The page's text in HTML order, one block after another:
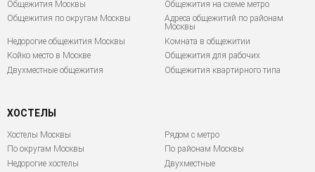
Общежития Москвы
Общежития на схеме метро
Общежития по округам Москвы
Адреса общежитий по районам
Москвы
Недорогие общежития Москвы
Комната в общежитии
Койко место в Москве
Общежития для рабочих
Двухместные общежития
Общежития квартирного типа
ХОСТЕЛЫ
Хостелы Москвы
По округам Москвы
Недорогие хостелы
Рядом с метро
По районам Москвы
Двухместные